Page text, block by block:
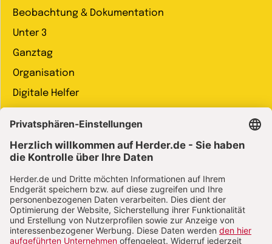
Beobachtung & Dokumentation
Unter 3
Ganztag
Organisation
Digitale Helfer
Kinderbücher
Schnäppchen
Zeitschriften
Entdeckungskiste